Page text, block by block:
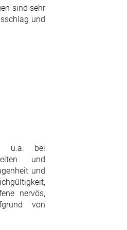
sind sehr
und
u.a. bei
und
und
nervös,
von